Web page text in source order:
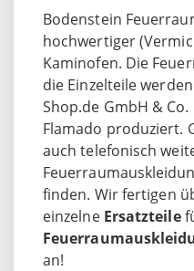
Bodenstein
hochwertiger
Kaminofen. Die
die Einzelteile
Shop.de GmbH &
Flamado produziert.
auch telefonisch
finden. Wir fertigen
einzelne Ersatzteile
an!